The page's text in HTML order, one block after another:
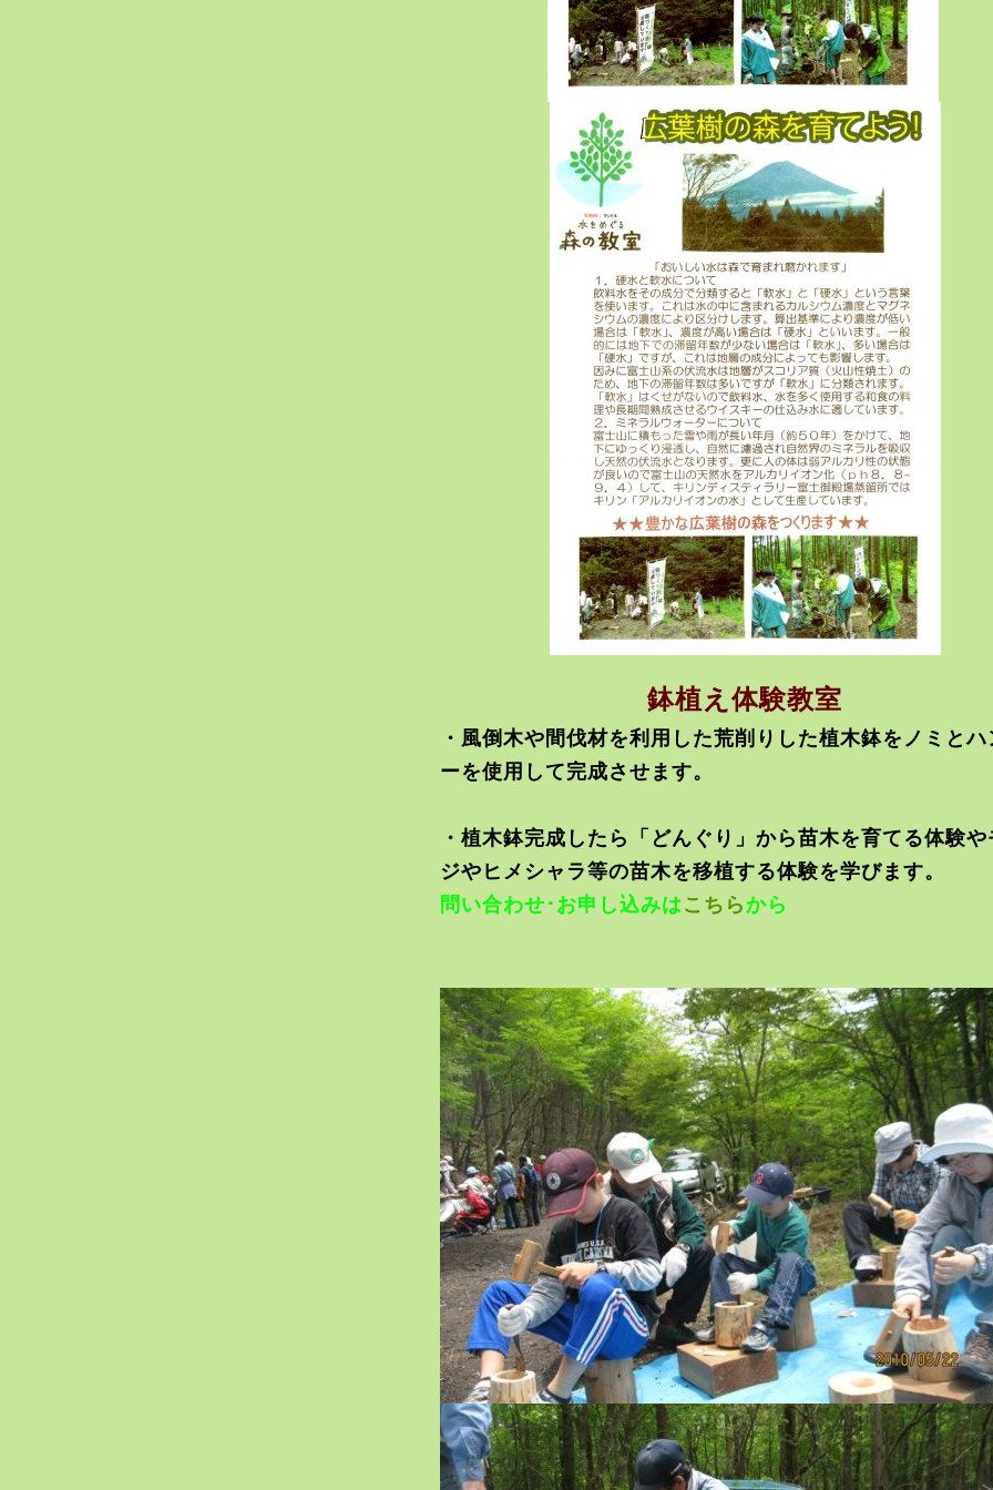
鉢植え体験教室
・風倒木や間伐材を利用した荒削りした植木鉢をノミとハ
ーを使用して完成させます。
・植木鉢完成したら「どんぐり」から苗木を育てる体験や
ジやヒメシャラ等の苗木を移植する体験を学びます。
問い合わせ･お申し込みはこちらから